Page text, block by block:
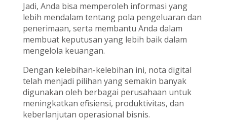
Jadi, Anda bisa memperoleh informasi yang
lebih mendalam tentang pola pengeluaran dan
penerimaan, serta membantu Anda dalam
membuat keputusan yang lebih baik dalam
mengelola keuangan.
Dengan kelebihan-kelebihan ini, nota digital
telah menjadi pilihan yang semakin banyak
digunakan oleh berbagai perusahaan untuk
meningkatkan efisiensi, produktivitas, dan
keberlanjutan operasional bisnis.